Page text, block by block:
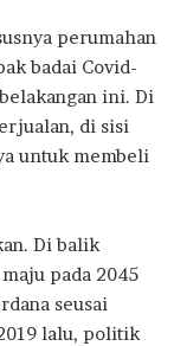
perumahan
badai Covid-
ini. Di
di sisi
untuk membeli
Di balik
pada 2045
seusai
lalu, politik